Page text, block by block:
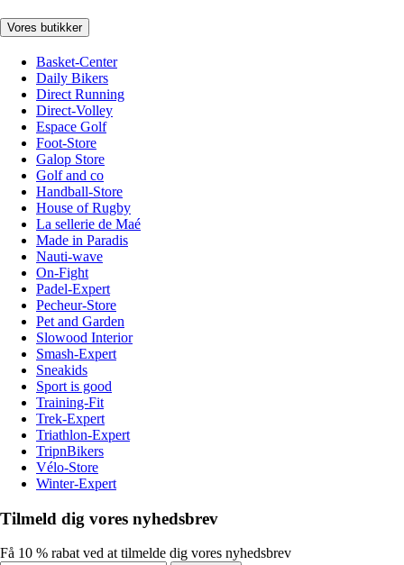
Vores butikker
Basket-Center
Daily Bikers
Direct Running
Direct-Volley
Espace Golf
Foot-Store
Galop Store
Golf and co
Handball-Store
House of Rugby
La sellerie de Maé
Made in Paradis
Nauti-wave
On-Fight
Padel-Expert
Pecheur-Store
Pet and Garden
Slowood Interior
Smash-Expert
Sneakids
Sport is good
Training-Fit
Trek-Expert
Triathlon-Expert
TripnBikers
Vélo-Store
Winter-Expert
Tilmeld dig vores nyhedsbrev
Få 10 % rabat ved at tilmelde dig vores nyhedsbrev